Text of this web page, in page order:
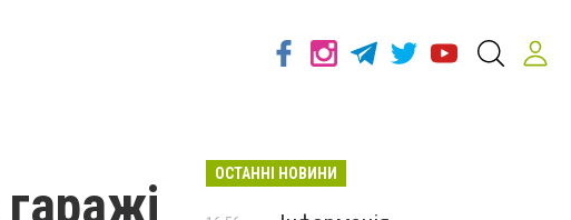
ОСТАННІ НОВИНИ